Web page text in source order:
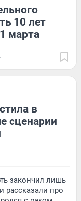
10 лет
марта
в
сценарии
закончил лишь
рассказали про